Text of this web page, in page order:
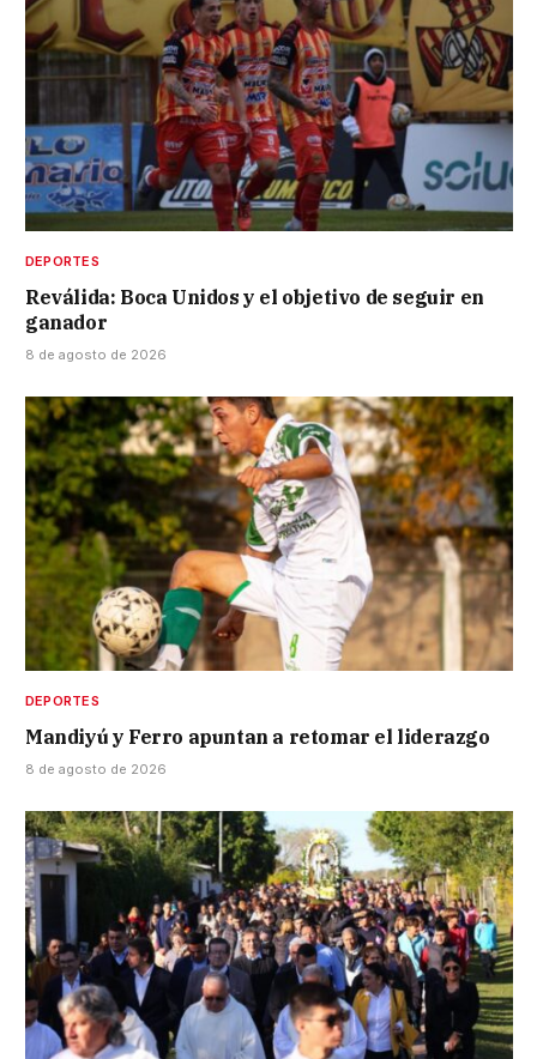
DEPORTES
Reválida: Boca Unidos y el objetivo de seguir en
ganador
8 de agosto de 2026
DEPORTES
Mandiyú y Ferro apuntan a retomar el liderazgo
8 de agosto de 2026